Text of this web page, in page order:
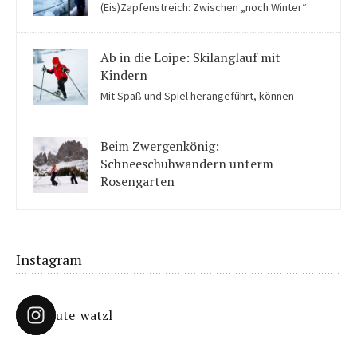
(Eis)Zapfenstreich: Zwischen „noch Winter“
Ab in die Loipe: Skilanglauf mit
Kindern
Mit Spaß und Spiel herangeführt, können
Beim Zwergenkönig:
Schneeschuhwandern unterm
Rosengarten
Instagram
ute_watzl